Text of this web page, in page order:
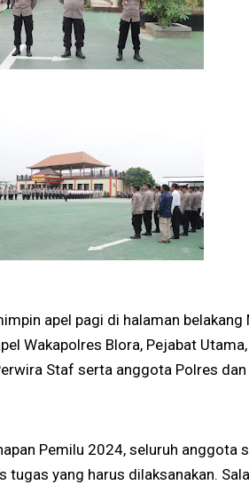
apel pagi di halaman belakang
Wakapolres Blora, Pejabat
Staf serta anggota Polres
Pemilu 2024, seluruh anggota
tugas yang harus dilaksanakan.